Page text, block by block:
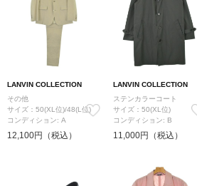
LANVIN COLLECTION
その他
サイズ：50(XL位)/48(L位)
コンディション: A
12,100円（税込）
LANVIN COLLECTION
ステンカラーコート
サイズ：50(XL位)
コンディション: B
11,000円（税込）